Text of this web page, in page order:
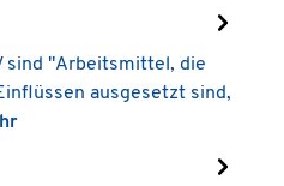
sind "Arbeitsmittel, die
ausgesetzt sind,